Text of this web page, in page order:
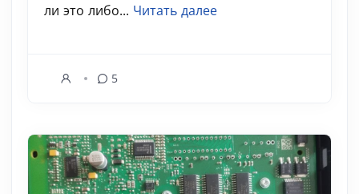
ли это либо... Читать далее
5